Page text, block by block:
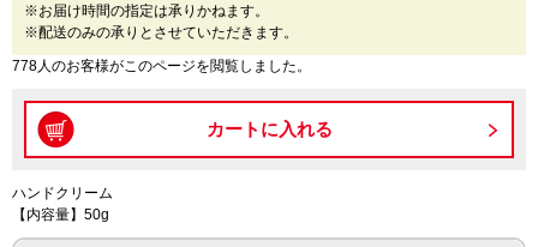
※お届け時間の指定は承りかねます。
※配送のみの承りとさせていただきます。
778人のお客様がこのページを閲覧しました。
ハンドクリーム
【内容量】50g